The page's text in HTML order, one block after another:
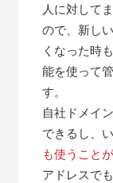
人に対して
ので、新し
くなった時
能を使って
す。
自社ドメイ
できるし、
も使うこと
アドレスで